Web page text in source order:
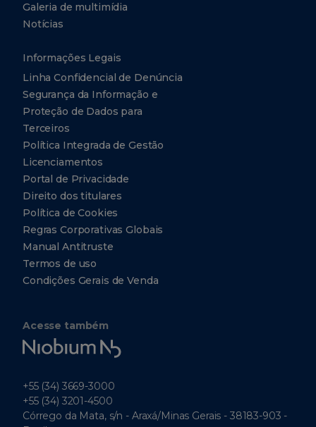
Galeria de multimídia
Notícias
Informações Legais
Linha Confidencial de Denúncia
Segurança da Informação e
Proteção de Dados para
Terceiros
Política Integrada de Gestão
Licenciamentos
Portal de Privacidade
Direito dos titulares
Política de Cookies
Regras Corporativas Globais
Manual Antitruste
Termos de uso
Condições Gerais de Venda
Acesse também
Niobium
Tech
+55 (34) 3669-3000
+55 (34) 3201-4500
Córrego da Mata, s/n - Araxá/Minas Gerais - 38183-903 -